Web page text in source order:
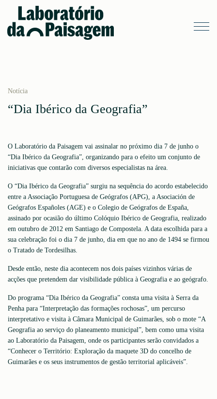
Notícia
“Dia Ibérico da Geografia”
O Laboratório da Paisagem vai assinalar no próximo dia 7 de junho o
“Dia Ibérico da Geografia”, organizando para o efeito um conjunto de
iniciativas que contarão com diversos especialistas na área.
O “Dia Ibérico da Geografia” surgiu na sequência do acordo estabelecido
entre a Associação Portuguesa de Geógrafos (APG), a Asociación de
Geógrafos Españoles (AGE) e o Colegio de Geógrafos de España,
assinado por ocasião do último Colóquio Ibérico de Geografia, realizado
em outubro de 2012 em Santiago de Compostela. A data escolhida para a
sua celebração foi o dia 7 de junho, dia em que no ano de 1494 se firmou
o Tratado de Tordesilhas.
Desde então, neste dia acontecem nos dois países vizinhos várias de
acções que pretendem dar visibilidade pública à Geografia e ao geógrafo.
Do programa “Dia Ibérico da Geografia” consta uma visita à Serra da
Penha para “Interpretação das formações rochosas”, um percurso
interpretativo e visita à Câmara Municipal de Guimarães, sob o mote “A
Geografia ao serviço do planeamento municipal”, bem como uma visita
ao Laboratório da Paisagem, onde os participantes serão convidados a
“Conhecer o Território: Exploração da maquete 3D do concelho de
Guimarães e os seus instrumentos de gestão territorial aplicáveis”.